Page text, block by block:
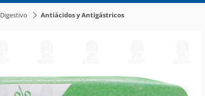
Digestivo Antiácidos y Antigástricos